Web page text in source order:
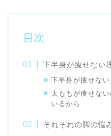
目次
下半身が痩せない
下半身が痩せな
太ももが痩せな
いるから
それぞれの脚の悩